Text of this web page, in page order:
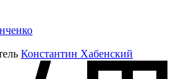
Константин Хабенский